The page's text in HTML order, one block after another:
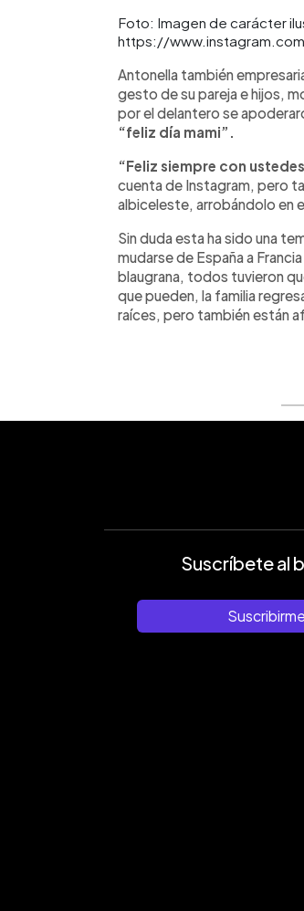
Foto: Imagen de carácter
https://
Antonella también
gesto de su pareja e hijos,
por el delantero se
“feliz día mami”.
“Feliz siempre con
cuenta de Instagram, pero
albiceleste, arrobándolo en
Sin duda esta ha sido una
mudarse de España a
blaugrana, todos tuvieron
que pueden, la familia
raíces, pero también están
Suscríbete al
Suscribirme